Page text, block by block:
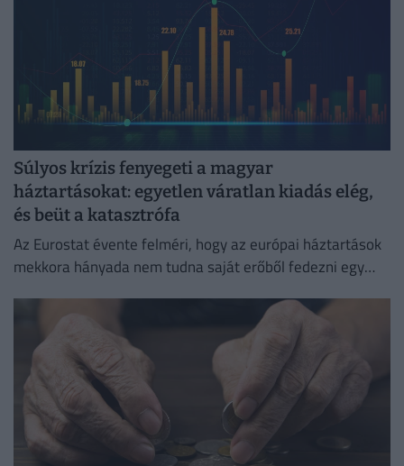
Súlyos krízis fenyegeti a magyar
háztartásokat: egyetlen váratlan kiadás elég,
és beüt a katasztrófa
Az Eurostat évente felméri, hogy az európai háztartások
mekkora hányada nem tudna saját erőből fedezni egy